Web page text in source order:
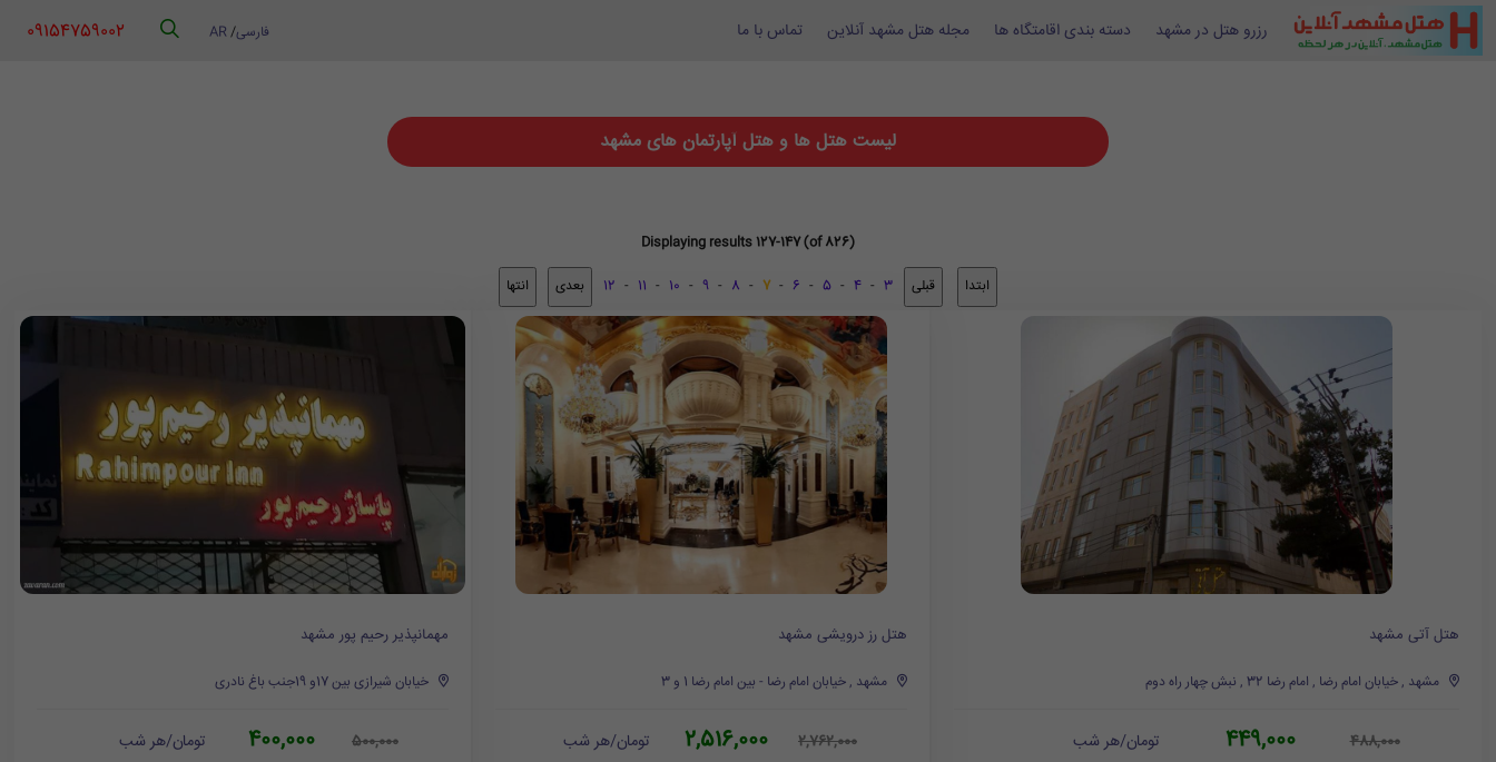
رزرو هتل در مشهد دسته بندی اقامتگاه ها مجله هتل مشهد آنلاین تماس با ما فارسی/
AR
‪ 09154759002
لیست هتل ها و هتل آپارتمان های مشهد
Displaying results 127-147 (of 826)
3
-
4
-
5
-
6
-
7
-
8
-
9
-
10
-
11
-
12
هتل آتی مشهد
مشهد , خیابان امام رضا , امام رضا 32 , نبش چهار راه دوم
488,000
449,000 تومان/هر شب
هتل رز درویشی مشهد
مشهد , خیابان امام رضا - بین امام رضا 1 و 3
2,762,000
2,516,000 تومان/هر شب
مهمانپذیر رحیم پور مشهد
خیابان شیرازی بین 17و 19جنب باغ نادری
500,000
400,000 تومان/هر شب